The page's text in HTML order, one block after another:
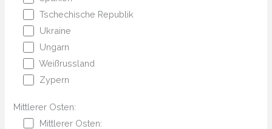
Tschechische Republik
Ukraine
Ungarn
Weißrussland
Zypern
Mittlerer Osten:
Mittlerer Osten: